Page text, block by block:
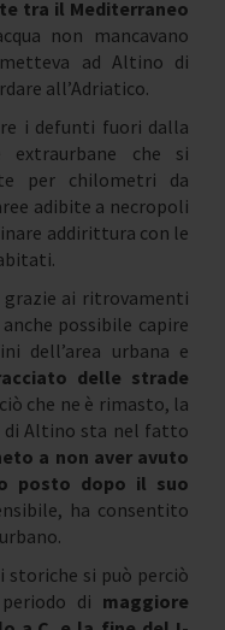
tra il Mediterraneo
non mancavano
ad Altino di
all’Adriatico.
i defunti fuori dalla
che si
per chilometri da
adibite a necropoli
addirittura con le
grazie ai ritrovamenti
possibile capire
dell’area urbana e
delle strade
che ne è rimasto, la
di Altino sta nel fatto
a non aver avuto
posto dopo il suo
ha consentito
si può perciò
di maggiore